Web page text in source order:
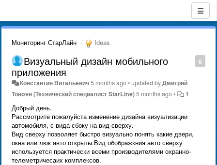
Мониторинг СтарЛайн Ideas
0
Визуальный дизайн мобильного
приложения
Константин Витальевич 5 months ago•updated byДмитрий
Тонoян (Технический специалист StarLine)5 months ago• 1
Добрый день.
Рассмотрите пожалуйста изменение дизайна визуализации
автомобиля, с вида сбоку на вид сверху.
Вид сверху позволяет быстро визуально понять какие двери,
окна или люк авто открыты.Вид обображкния авто сверху
используется практически всеми производителями охранно-
телеметричесаих комплексов.